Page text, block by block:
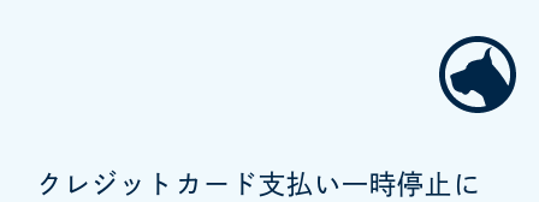
クレジットカード支払い一時停止に